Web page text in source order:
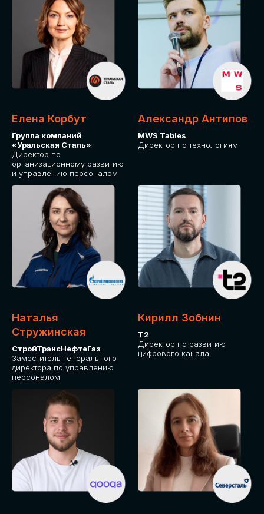
Елена Корбут
Группа компаний
«Уральская Сталь»
Директор по
организационному развитию
и управлению персоналом
Александр Антипов
MWS Tables
Директор по технологиям
Наталья
Стружинская
СтройТрансНефтеГаз
Заместитель генерального
директора по управлению
персоналом
Кирилл Зобнин
Т2
Директор по развитию
цифрового канала
Приглашаем стать спикером GLOBAL
TECH FORUM и поделиться своим
опытом и экспертизой. Будем рады
сотрудничеству!
СТАТЬ
СПИКЕРОМ
IT Solutions for Business
СРЕДИ ПАРТНЕРОВ
МЕРОПРИЯТИЯ